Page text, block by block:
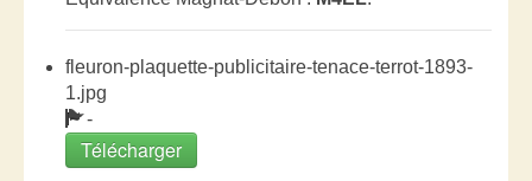
fleuron-plaquette-publicitaire-tenace-terrot-1893-
1.jpg
-
Télécharger